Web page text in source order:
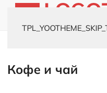
Кофе и чай